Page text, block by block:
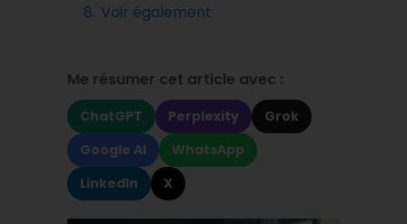
8. Voir également
Me résumer cet article avec :
ChatGPT Perplexity
Grok
Google AI
WhatsApp
LinkedIn
X